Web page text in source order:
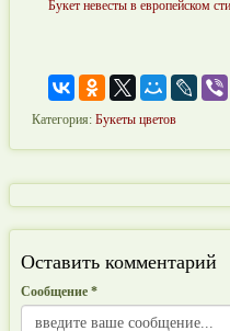
Букет невесты в европейском
Категория: Букеты цветов
Оставить комментарий
Сообщение *